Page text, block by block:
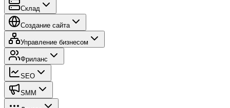
Склад
Создание сайта
Управление бизнесом
Фриланс
SEO
SMM